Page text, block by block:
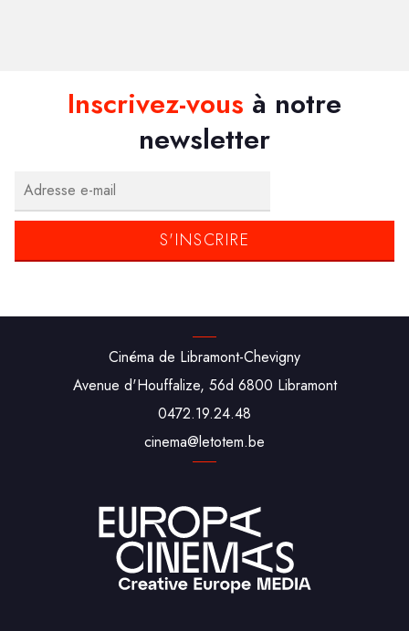
Inscrivez-vous à notre
newsletter
Cinéma de Libramont-Chevigny
Avenue d'Houffalize, 56d 6800 Libramont
0472.19.24.48
cine‌ma‌@‌leto‌tem.be